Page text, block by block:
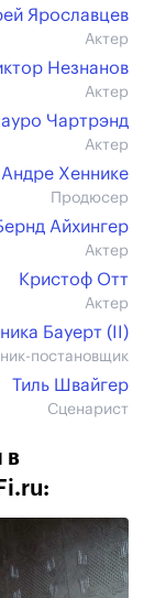
Ярославцев
Актер
Незнанов
Актер
Чартрэнд
Актер
Андре Хеннике
Продюсер
Айхингер
Актер
Кристоф Отт
Актер
Бауерт (II)
постановщик
Тиль Швайгер
Сценарист
в